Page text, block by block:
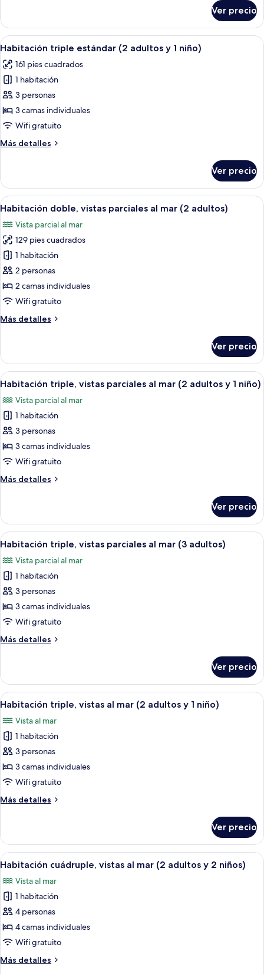
doble,
vistas
al
(2
adultos)
Ver precio
Abrir
todas
las
fotos
de
Habitación
triple
(2
niño)
Habitación de hotel con dos camas,
5
Habitación triple estándar (2 adultos y 1 niño)
161 pies cuadrados
1 habitación
3 personas
3 camas individuales
Wifi gratuito
Más detalles
Más
triple
estándar
(2
y
niño)
Ver precio
Abrir
todas
las
fotos
de
Habitación
doble,
vistas
parciales
al
adultos)
Habitación de hotel con una cama
6
Habitación doble, vistas parciales al mar (2 adultos)
Vista parcial al mar
129 pies cuadrados
1 habitación
2 personas
2 camas individuales
Wifi gratuito
Más detalles
Más
doble,
vistas
parciales
mar
(2
Ver precio
Abrir
todas
las
fotos
de
Habitación
triple,
parciales
(2
adultos
1
niño)
Habitación de hotel con dos camas,
5
Habitación triple, vistas parciales al mar (2 adultos y 1 niño)
Vista parcial al mar
1 habitación
3 personas
3 camas individuales
Wifi gratuito
Más detalles
Más
triple,
vistas
parciales
mar
(2
y
niño)
Ver precio
Abrir
todas
las
fotos
de
Habitación
triple,
parciales
(3
adultos)
Habitación de hotel con dos camas,
5
Habitación triple, vistas parciales al mar (3 adultos)
Vista parcial al mar
1 habitación
3 personas
3 camas individuales
Wifi gratuito
Más detalles
Más
triple,
vistas
parciales
mar
(3
Ver precio
Abrir
todas
las
fotos
de
Habitación
triple,
al
adultos
y
niño)
Habitación de hotel con dos camas,
7
Habitación triple, vistas al mar (2 adultos y 1 niño)
Vista al mar
1 habitación
3 personas
3 camas individuales
Wifi gratuito
Más detalles
Más
triple,
vistas
al
(2
adultos
niño)
Ver precio
Abrir
todas
las
fotos
de
Habitación
cuádruple,
al
Habitación de hotel con dos camas,
6
Habitación cuádruple, vistas al mar (2 adultos y 2 niños)
Vista al mar
1 habitación
4 personas
4 camas individuales
Wifi gratuito
Más detalles
Más